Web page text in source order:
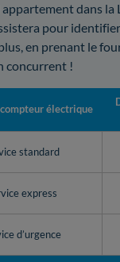
dans la
pour
en prenant le
concurrent !
électrique
standard
express
d’urgence